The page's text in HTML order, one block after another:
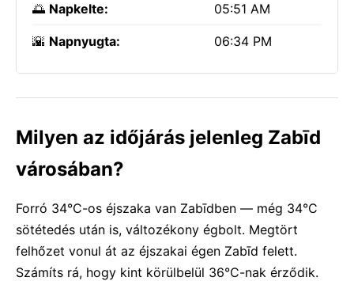
🌅 Napkelte: 05:51 AM
🌇 Napnyugta: 06:34 PM
Milyen az időjárás jelenleg Zabīd
városában?
Forró 34°C-os éjszaka van Zabīdben — még 34°C
sötétedés után is, változékony égbolt. Megtört
felhőzet vonul át az éjszakai égen Zabīd felett.
Számíts rá, hogy kint körülbelül 36°C-nak érződik.